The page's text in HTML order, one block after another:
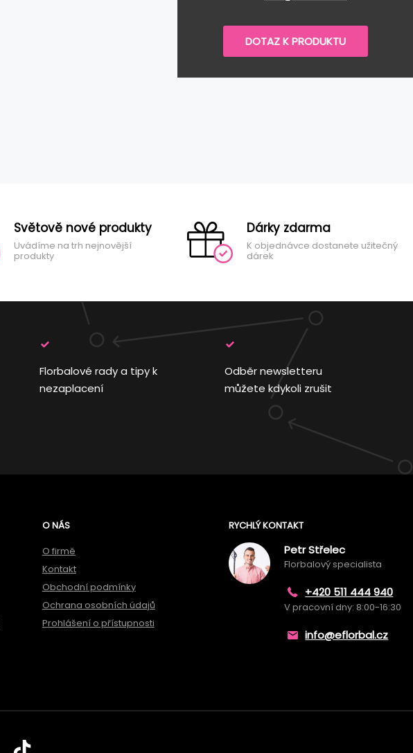
DOTAZ K PRODUKTU
Světově nové produkty
Uvádíme na trh nejnovější
produkty
Dárky zdarma
K objednávce dostanete užitečný
dárek
Florbalové rady a tipy k
nezaplacení
Odběr newsletteru
můžete kdykoli zrušit
O NÁS
O firmě
Kontakt
Obchodní podmínky
Ochrana osobních údajů
Prohlášení o přístupnosti
RYCHLÝ KONTAKT
Petr Střelec
Florbalový specialista
+420 511 444 940
V pracovní dny: 8:00-16:30
info@eflorbal.cz